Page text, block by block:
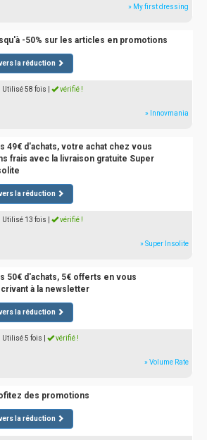
» My first dressing
-50% sur les articles en promotions
la réduction
| Utilisé 58 fois vérifié !
» Innovmania
49€ d'achats, votre achat chez vous
frais avec la livraison gratuite Super
la réduction
| Utilisé 13 fois vérifié !
» Super Insolite
50€ d'achats, 5€ offerts en vous
à la newsletter
la réduction
| Utilisé 5 fois vérifié !
» Volume Rate
des promotions
la réduction